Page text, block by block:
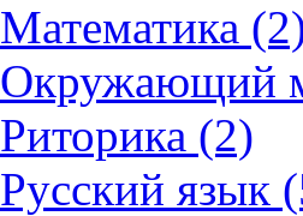
Математика
Окружающий
Риторика (2)
Русский язык